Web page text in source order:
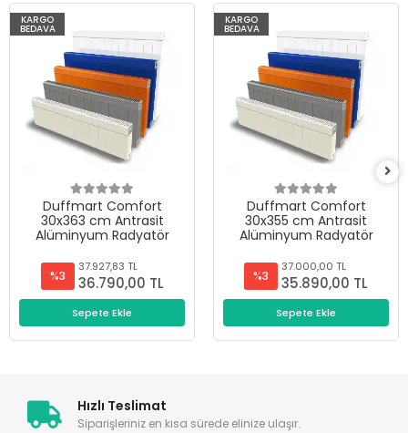
KARGO
BEDAVA
Duffmart Comfort
30x363 cm Antrasit
Alüminyum Radyatör
%3
37.927,83 TL
36.790,00 TL
Sepete Ekle
KARGO
BEDAVA
Duffmart Comfort
30x355 cm Antrasit
Alüminyum Radyatör
%3
37.000,00 TL
35.890,00 TL
Sepete Ekle
Hızlı Teslimat
Siparişleriniz en kısa sürede elinize ulaşır.